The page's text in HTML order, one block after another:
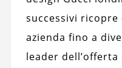
successivi
azienda fino a
leader